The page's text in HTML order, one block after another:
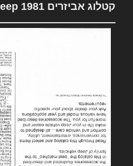
קטלוג אביזרים 1981 Jeep